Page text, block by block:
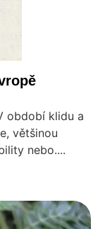
období klidu a
většinou
nebo....